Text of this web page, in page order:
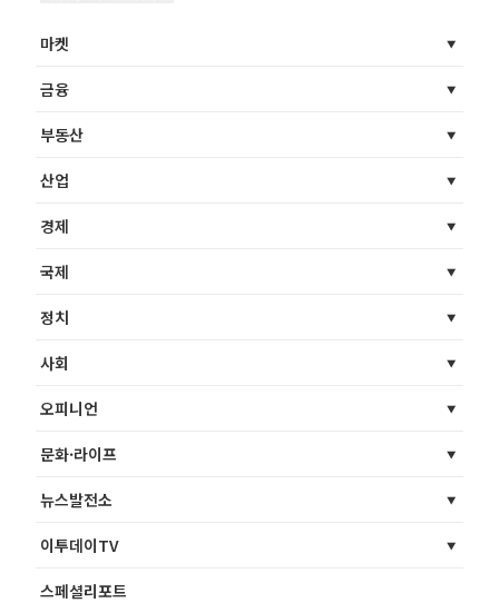
마켓
금융
부동산
산업
경제
국제
정치
사회
오피니언
문화·라이프
뉴스발전소
이투데이TV
스페셜리포트